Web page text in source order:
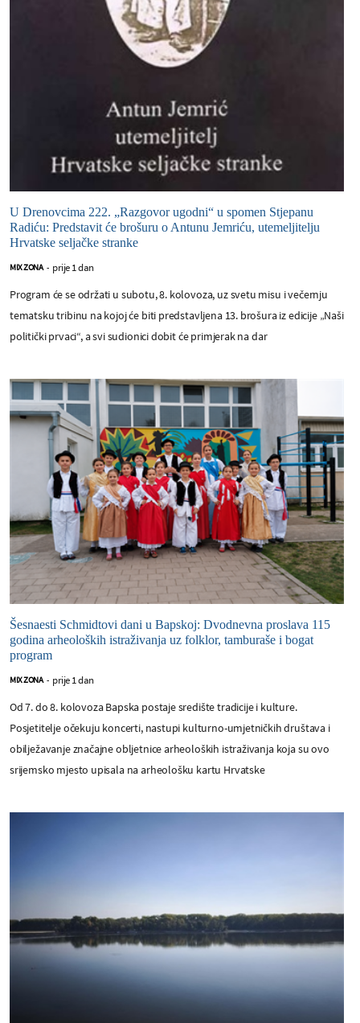
U Drenovcima 222. „Razgovor ugodni“ u spomen Stjepanu
Radiću: Predstavit će brošuru o Antunu Jemriću, utemeljitelju
Hrvatske seljačke stranke
MIX ZONA - prije 1 dan
Program će se održati u subotu, 8. kolovoza, uz svetu misu i večernju
tematsku tribinu na kojoj će biti predstavljena 13. brošura iz edicije „Naši
politički prvaci“, a svi sudionici dobit će primjerak na dar
Šesnaesti Schmidtovi dani u Bapskoj: Dvodnevna proslava 115
godina arheoloških istraživanja uz folklor, tamburaše i bogat
program
MIX ZONA - prije 1 dan
Od 7. do 8. kolovoza Bapska postaje središte tradicije i kulture.
Posjetitelje očekuju koncerti, nastupi kulturno-umjetničkih društava i
obilježavanje značajne obljetnice arheoloških istraživanja koja su ovo
srijemsko mjesto upisala na arheološku kartu Hrvatske